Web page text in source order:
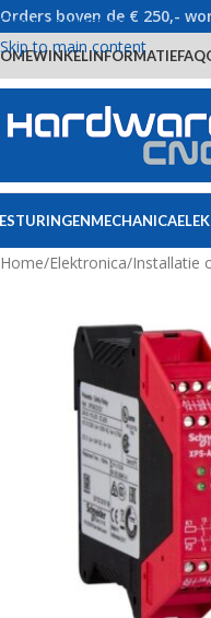
Skip to navigation
Skip to main content
Orders boven de € 250,-
WINKELINFORMATIEFAQ
MECHANICA
Home/Elektronica/Installatie